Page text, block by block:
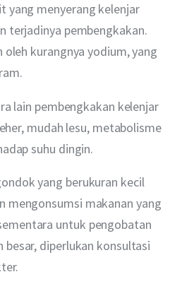
yang menyerang kelenjar
terjadinya pembengkakan.
oleh kurangnya yodium, yang
lain pembengkakan kelenjar
mudah lesu, metabolisme
suhu dingin.
yang berukuran kecil
mengonsumsi makanan yang
untuk pengobatan
besar, diperlukan konsultasi